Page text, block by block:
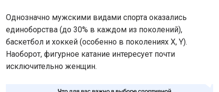
Однозначно мужскими видами спорта оказались
единоборства (до 30% в каждом из поколений),
баскетбол и хоккей (особенно в поколениях X, Y).
Наоборот, фигурное катание интересует почти
исключительно женщин.